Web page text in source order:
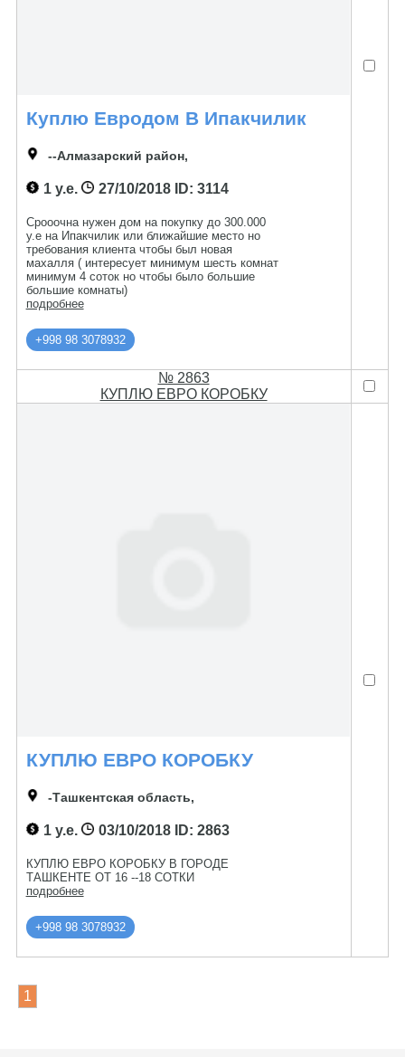
Куплю Евродом В Ипакчилик
--Алмазарский район,
1 у.е. 27/10/2018ID: 3114
Срооочна нужен дом на покупку до 300.000
у.е на Ипакчилик или ближайшие место но
требования клиента чтобы был новая
махалля ( интересует минимум шесть комнат
минимум 4 соток но чтобы было большие
большие комнаты)
подробнее
+998 98 3078932
№ 2863
КУПЛЮ ЕВРО КОРОБКУ
КУПЛЮ ЕВРО КОРОБКУ
-Ташкентская область,
1 у.е. 03/10/2018ID: 2863
КУПЛЮ ЕВРО КОРОБКУ В ГОРОДЕ
ТАШКЕНТЕ ОТ 16 --18 СОТКИ
подробнее
+998 98 3078932
1